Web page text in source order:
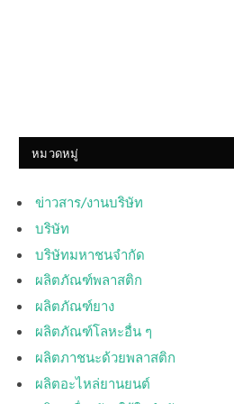
หมวดหมู่
ข่าวสาร/งานบริษัท
บริษัท
บริษัทมหาชนจำกัด
ผลิตภัณฑ์พลาสติก
ผลิตภัณฑ์ยาง
ผลิตภัณฑ์โลหะอื่น ๆ
ผลิตภาชนะด้วยพลาสติก
ผลิตอะไหล่ยานยนต์